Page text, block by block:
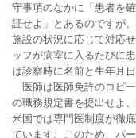
守事項のなかに「患者を
証せよ」とあるのですが
施設の状況に応じて対応
ッフが病室に入るたびに
は診察時に名前と生年月
医師は医師免許のコピ
の職務規定書を提出せよ
米国では専門医制度が徹
ています。このため、パ